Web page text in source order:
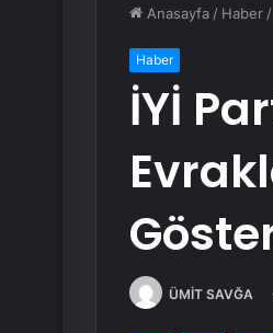
Anasayfa / Haber /
Haber
İYİ
ÜMİT SAVĞA